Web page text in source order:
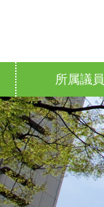
所属議員